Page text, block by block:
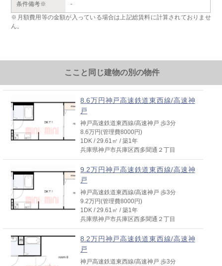
条件備考※
-
※月額費用等の金額が入っている場合は上記総賃料に計算されておりませ
ん。
ここと同じ建物の別の物件
8.6万円神戸高速鉄道東西線/高速神
戸
神戸高速鉄道東西線/高速神戸 歩3分
8.6万円(管理費8000円)
1DK / 29.61㎡ / 築1年
兵庫県神戸市兵庫区西多聞通２丁目
9.2万円神戸高速鉄道東西線/高速神
戸
神戸高速鉄道東西線/高速神戸 歩3分
9.2万円(管理費8000円)
1DK / 29.61㎡ / 築1年
兵庫県神戸市兵庫区西多聞通２丁目
8.2万円神戸高速鉄道東西線/高速神
戸
神戸高速鉄道東西線/高速神戸 歩3分